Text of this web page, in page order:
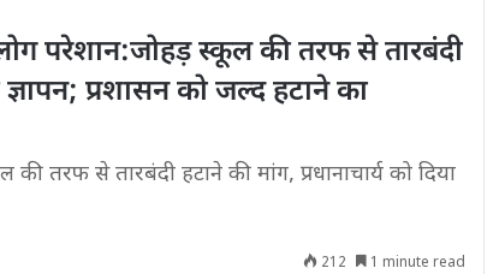
परेशान:जोहड़ स्कूल की तरफ से तारबंदी
ज्ञापन; प्रशासन को जल्द हटाने का
तरफ से तारबंदी हटाने की मांग, प्रधानाचार्य को दिया
212 1 minute read